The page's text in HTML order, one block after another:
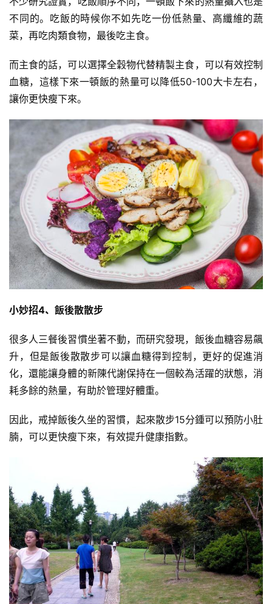
伽
健
視
頻
不同的。吃飯的時候你不如先吃一份低熱量、高纖維的蔬
菜，再吃肉類食物，最後吃主食。
而主食的話，可以選擇全穀物代替精製主食，可以有效控制
血糖，這樣下來一頓飯的熱量可以降低50-100大卡左右，
讓你更快瘦下來。
小妙招4、飯後散散步
很多人三餐後習慣坐著不動，而研究發現，飯後血糖容易飆
升，但是飯後散散步可以讓血糖得到控制，更好的促進消
化，還能讓身體的新陳代謝保持在一個較為活躍的狀態，消
耗多餘的熱量，有助於管理好體重。
因此，戒掉飯後久坐的習慣，起來散步15分鍾可以預防小肚
腩，可以更快瘦下來，有效提升健康指數。